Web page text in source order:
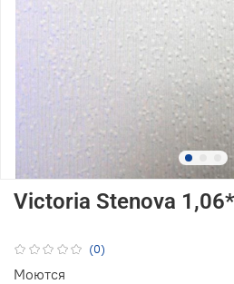
(0)
Victoria Stenova
Моются